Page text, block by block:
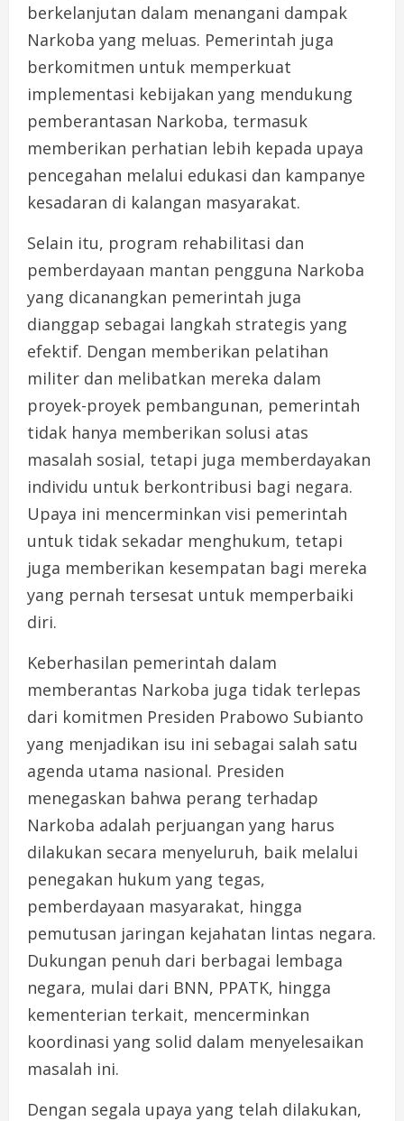
berkelanjutan dalam menangani dampak
Narkoba yang meluas. Pemerintah juga
berkomitmen untuk memperkuat
implementasi kebijakan yang mendukung
pemberantasan Narkoba, termasuk
memberikan perhatian lebih kepada upaya
pencegahan melalui edukasi dan kampanye
kesadaran di kalangan masyarakat.
Selain itu, program rehabilitasi dan
pemberdayaan mantan pengguna Narkoba
yang dicanangkan pemerintah juga
dianggap sebagai langkah strategis yang
efektif. Dengan memberikan pelatihan
militer dan melibatkan mereka dalam
proyek-proyek pembangunan, pemerintah
tidak hanya memberikan solusi atas
masalah sosial, tetapi juga memberdayakan
individu untuk berkontribusi bagi negara.
Upaya ini mencerminkan visi pemerintah
untuk tidak sekadar menghukum, tetapi
juga memberikan kesempatan bagi mereka
yang pernah tersesat untuk memperbaiki
diri.
Keberhasilan pemerintah dalam
memberantas Narkoba juga tidak terlepas
dari komitmen Presiden Prabowo Subianto
yang menjadikan isu ini sebagai salah satu
agenda utama nasional. Presiden
menegaskan bahwa perang terhadap
Narkoba adalah perjuangan yang harus
dilakukan secara menyeluruh, baik melalui
penegakan hukum yang tegas,
pemberdayaan masyarakat, hingga
pemutusan jaringan kejahatan lintas negara.
Dukungan penuh dari berbagai lembaga
negara, mulai dari BNN, PPATK, hingga
kementerian terkait, mencerminkan
koordinasi yang solid dalam menyelesaikan
masalah ini.
Dengan segala upaya yang telah dilakukan,